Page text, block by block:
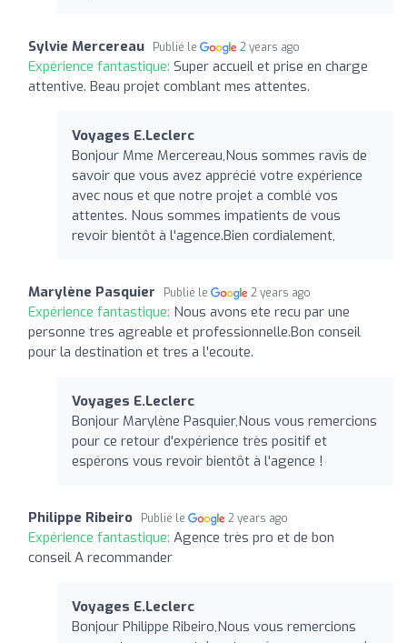
Sylvie Mercereau Publié le 2 years ago
Expérience fantastique: Super accueil et prise en charge
attentive. Beau projet comblant mes attentes.
Voyages E.Leclerc
Bonjour Mme Mercereau,Nous sommes ravis de
savoir que vous avez apprécié votre expérience
avec nous et que notre projet a comblé vos
attentes. Nous sommes impatients de vous
revoir bientôt à l'agence.Bien cordialement,
Marylène Pasquier Publié le 2 years ago
Expérience fantastique: Nous avons ete recu par une
personne tres agreable et professionnelle.Bon conseil
pour la destination et tres a l'ecoute.
Voyages E.Leclerc
Bonjour Marylène Pasquier,Nous vous remercions
pour ce retour d'expérience très positif et
espérons vous revoir bientôt à l'agence !
Philippe Ribeiro Publié le 2 years ago
Expérience fantastique: Agence très pro et de bon
conseil A recommander
Voyages E.Leclerc
Bonjour Philippe Ribeiro,Nous vous remercions